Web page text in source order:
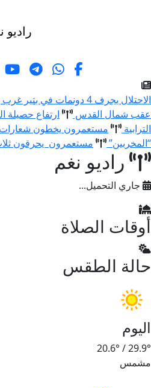
راديو
الاحتلال يجرف 4 دونمات في بتير غرب بيت لحم ويقتلع 80 شتلة زيتون ولوزيات
عقب شمال القدس
ارتفاع حصيلة الشهداء في قطاع
الترابية
مستعمرون يخطون شعارات
“المخربين”
مستعمرون يحرقون
راديو نغم
جاري التحميل...
أوقات الصلاة
حالة الطقس
اليوم
29.9°
/
20.6°
مشمس